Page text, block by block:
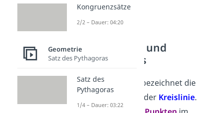
Kreisinneres und
Kreisäußeres
DasKreisinnere
bezeichnet die
Fläche
der Kreislinie.
Kongruenzsätze
2/2 – Dauer: 04:20
Geometrie
Satz des Pythagoras
Satz des
Pythagoras
1/4 – Dauer: 03:22